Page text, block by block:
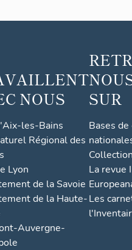
NOUS
les-Bains
Régional des
Lyon
de la Savoie
de la Haute-
Auvergne-
SUR
Bases
La revue
Les